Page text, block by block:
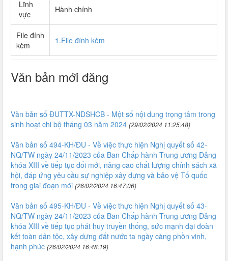
Lĩnh
vực
Hành chính
File đính
kèm
1.File đính kèm
Văn bản mới đăng
Văn bản số ĐUTTX-NDSHCB - Một số nội dung trọng tâm trong
sinh hoạt chi bộ tháng 03 năm 2024 (29/02/2024 11:25:48)
Văn bản số 494-KH/ĐU - Về việc thực hiện Nghị quyết số 42-
NQ/TW ngày 24/11/2023 của Ban Chấp hành Trung ương Đảng
khóa XIII về tiếp tục đổi mới, nâng cao chất lượng chính sách xã
hội, đáp ứng yêu cầu sự nghiệp xây dựng và bảo vệ Tổ quốc
trong giai đoạn mới (26/02/2024 16:47:06)
Văn bản số 495-KH/ĐU - Về việc thực hiện Nghị quyết số 43-
NQ/TW ngày 24/11/2023 của Ban Chấp hành Trung ương Đảng
khóa XIII về tiếp tục phát huy truyền thống, sức mạnh đại đoàn
kết toàn dân tộc, xây dựng đất nước ta ngày càng phồn vinh,
hạnh phúc (26/02/2024 16:48:19)